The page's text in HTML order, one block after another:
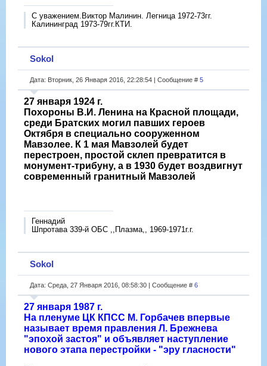
С уважением.Виктор Малинин. Легница 1972-73гг.
Калининград 1973-79гг.КТИ.
Sokol
Дата: Вторник, 26 Января 2016, 22:28:54 | Сообщение # 5
27 января 1924 г.
Похороны В.И. Ленина на Красной площади,
среди Братских могил павших героев
Октября в специально сооруженном
Мавзолее. К 1 мая Мавзолей будет
перестроен, простой склеп превратится в
монумент-трибуну, а в 1930 будет воздвигнут
современный гранитный Мавзолей
Геннадий
Шпротава 339-й ОБС ,,Плазма,, 1969-1971г.г.
Sokol
Дата: Среда, 27 Января 2016, 08:58:30 | Сообщение # 6
27 января 1987 г.
На пленуме ЦК КПСС М. Горбачев впервые
называет время правления Л. Брежнева
"эпохой застоя" и объявляет наступление
нового этапа перестройки - "эру гласности"